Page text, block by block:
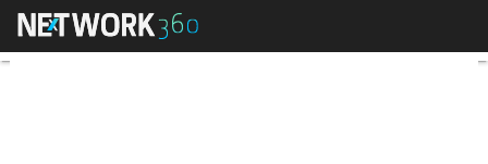
Modernizzazione dei servizi